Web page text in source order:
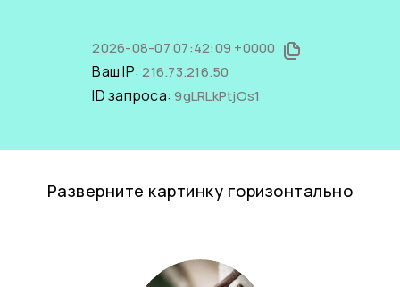
2026-08-07 07:42:09 +0000
Ваш IP:216.73.216.50
ID запроса:9gLRLkPtjOs1
Разверните картинку горизонтально